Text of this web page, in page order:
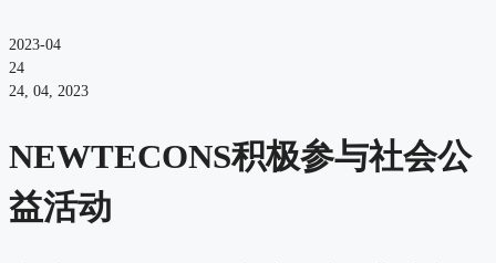
2023-04
24
24, 04, 2023
NEWTECONS积极参与社会公
益活动